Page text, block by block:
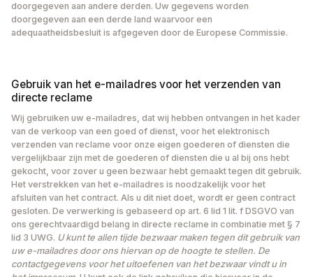
doorgegeven aan andere derden. Uw gegevens worden
doorgegeven aan een derde land waarvoor een
adequaatheidsbesluit is afgegeven door de Europese Commissie.
Gebruik van het e-mailadres voor het verzenden van
directe reclame
Wij gebruiken uw e-mailadres, dat wij hebben ontvangen in het kader
van de verkoop van een goed of dienst, voor het elektronisch
verzenden van reclame voor onze eigen goederen of diensten die
vergelijkbaar zijn met de goederen of diensten die u al bij ons hebt
gekocht, voor zover u geen bezwaar hebt gemaakt tegen dit gebruik.
Het verstrekken van het e-mailadres is noodzakelijk voor het
afsluiten van het contract. Als u dit niet doet, wordt er geen contract
gesloten. De verwerking is gebaseerd op art. 6 lid 1 lit. f DSGVO van
ons gerechtvaardigd belang in directe reclame in combinatie met § 7
lid 3 UWG. U kunt te allen tijde bezwaar maken tegen dit gebruik van
uw e-mailadres door ons hiervan op de hoogte te stellen. De
contactgegevens voor het uitoefenen van het bezwaar vindt u in